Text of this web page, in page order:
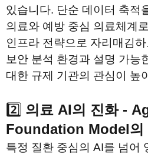
있습니다. 단순 데이터 축적
의료와 예방 중심 의료체계
인프라 전략으로 자리매김
보안 분석 환경과 설명 가능
대한 규제 기관의 관심이 높
2️⃣ 의료 AI의 진화 -
Foundation Model의
특정 질환 중심의 AI를 넘어